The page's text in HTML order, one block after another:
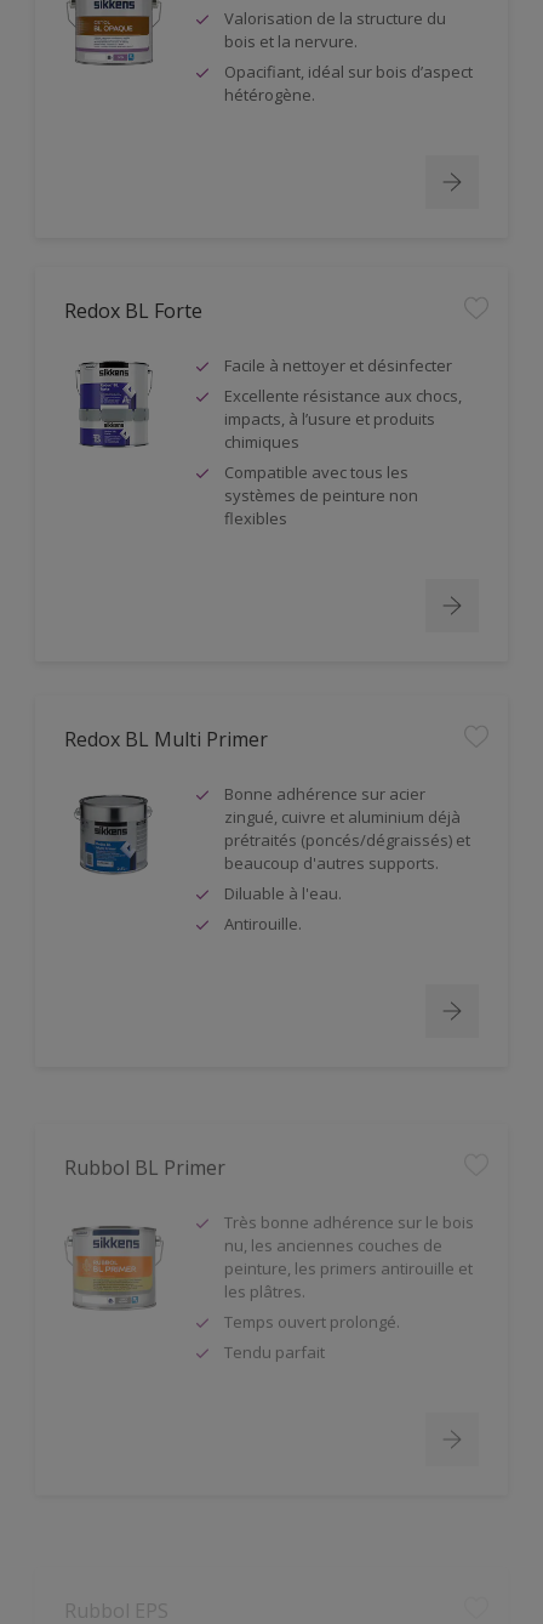
Valorisation de la structure du
bois et la nervure.
Opacifiant, idéal sur bois d’aspect
hétérogène.
Redox BL Forte
Facile à nettoyer et désinfecter
Excellente résistance aux chocs,
impacts, à l’usure et produits
chimiques
Compatible avec tous les
systèmes de peinture non
flexibles
Redox BL Multi Primer
Bonne adhérence sur acier
zingué, cuivre et aluminium déjà
prétraités (poncés/dégraissés) et
beaucoup d'autres supports.
Diluable à l'eau.
Antirouille.
nu, les anciennes couches de
peinture, les primers antirouille et
les plâtres.
Temps ouvert prolongé.
Tendu parfait